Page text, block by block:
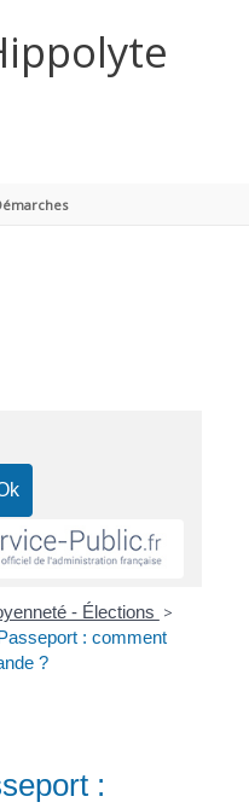
- Élections >
: comment
?
: